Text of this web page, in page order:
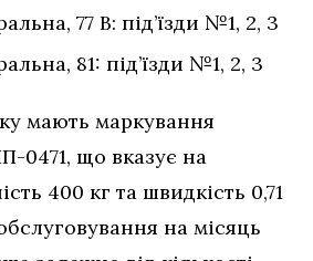
77 В: під’їзди №1, 2, 3
81: під’їзди №1, 2, 3
мають маркування
0471, що вказує на
400 кг та швидкість 0,71
на місяць